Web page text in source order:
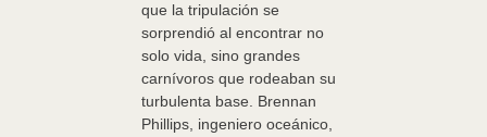
que la tripulación se
sorprendió al encontrar no
solo vida, sino grandes
carnívoros que rodeaban su
turbulenta base. Brennan
Phillips, ingeniero oceánico,